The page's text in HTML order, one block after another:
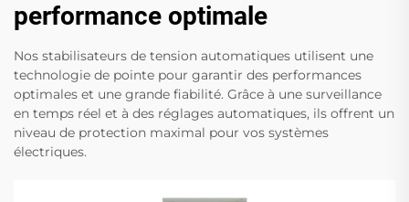
performance optimale
Nos stabilisateurs de tension automatiques utilisent une
technologie de pointe pour garantir des performances
optimales et une grande fiabilité. Grâce à une surveillance
en temps réel et à des réglages automatiques, ils offrent un
niveau de protection maximal pour vos systèmes
électriques.